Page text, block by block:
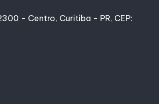
- Centro, Curitiba - PR, CEP: